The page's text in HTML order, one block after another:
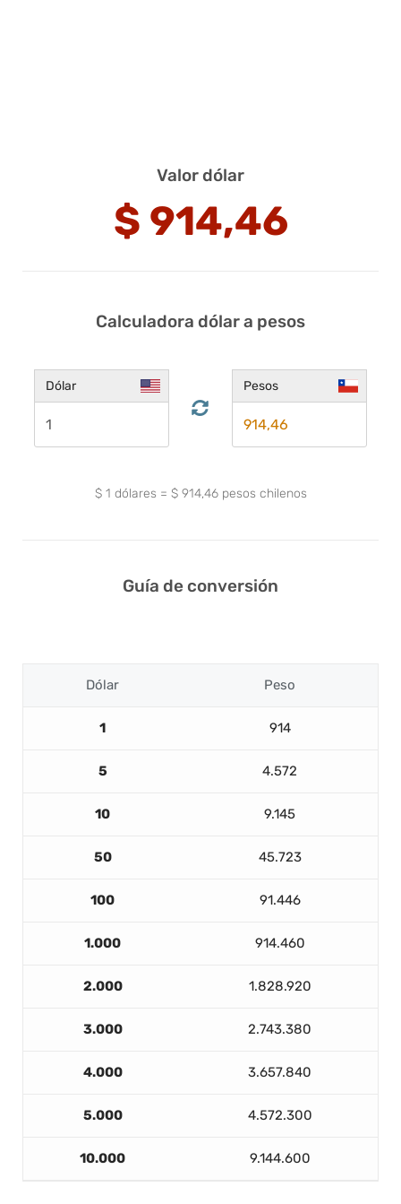
Valor dólar
$ 914,46
Calculadora dólar a pesos
Dólar Pesos
$ 1 dólares = $ 914,46pesos chilenos
Guía de conversión
Dólar Peso
1 914
5 4.572
10 9.145
50 45.723
100 91.446
1.000 914.460
2.000 1.828.920
3.000 2.743.380
4.000 3.657.840
5.000 4.572.300
10.000 9.144.600